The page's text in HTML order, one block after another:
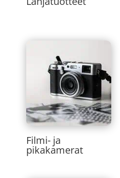
Filmi- ja
pikakamerat